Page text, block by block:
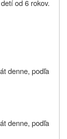
od 6 rokov.
denne, podľa
denne, podľa